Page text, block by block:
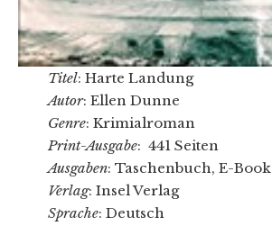
Titel: Harte Landung
Autor: Ellen Dunne
Genre: Krimialroman
Print-Ausgabe: 441 Seiten
Ausgaben: Taschenbuch, E-Book
Verlag: Insel Verlag
Sprache: Deutsch